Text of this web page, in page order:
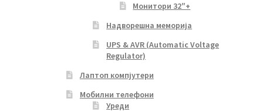
Монитори 32″+
Надворешна меморија
UPS & AVR (Automatic Voltage
Regulator)
Лаптоп компјутери
Мобилни телефони
Уреди